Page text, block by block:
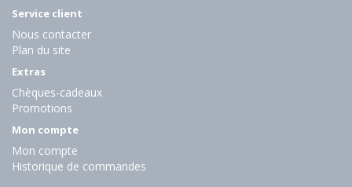
Service client
Nous contacter
Plan du site
Extras
Chèques-cadeaux
Promotions
Mon compte
Mon compte
Historique de commandes